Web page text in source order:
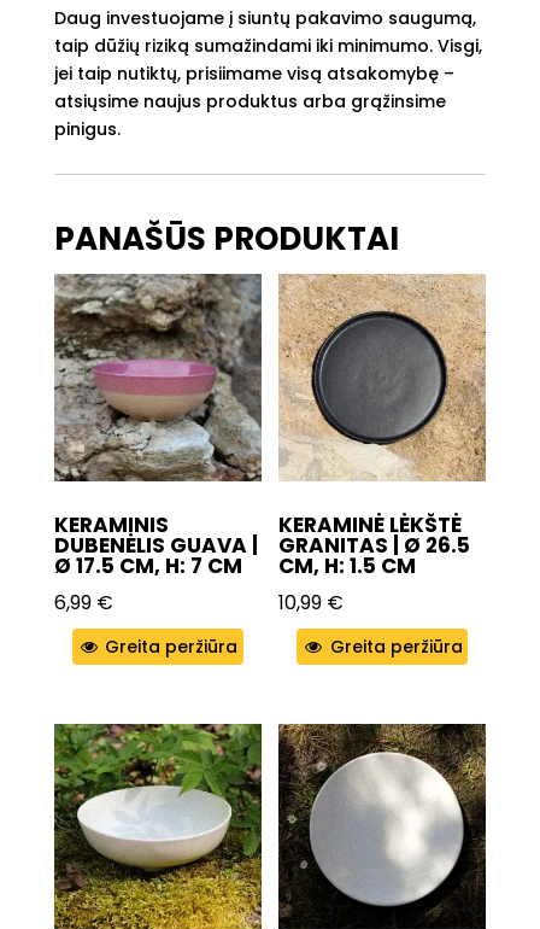
Daug investuojame į siuntų pakavimo saugumą,
taip dūžių riziką sumažindami iki minimumo. Visgi,
jei taip nutiktų, prisiimame visą atsakomybę –
atsiųsime naujus produktus arba grąžinsime
pinigus.
PANAŠŪS PRODUKTAI
KERAMINIS
DUBENĖLIS GUAVA |
Ø 17.5 CM, H: 7 CM
6,99 €
Greita peržiūra
KERAMINĖ LĖKŠTĖ
GRANITAS | Ø 26.5
CM, H: 1.5 CM
10,99 €
Greita peržiūra